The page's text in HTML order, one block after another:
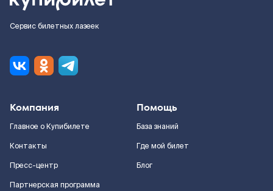
Сервис билетных лазеек
Компания
Главное о Купибилете
Контакты
Пресс-центр
Партнерская программа
Помощь
База знаний
Где мой билет
Блог